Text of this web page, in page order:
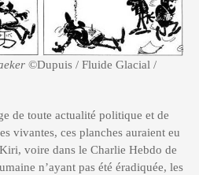
©Dupuis / Fluide Glacial /
de toute actualité politique et de
vivantes, ces planches auraient eu
voire dans le Charlie Hebdo de
n’ayant pas été éradiquée, les